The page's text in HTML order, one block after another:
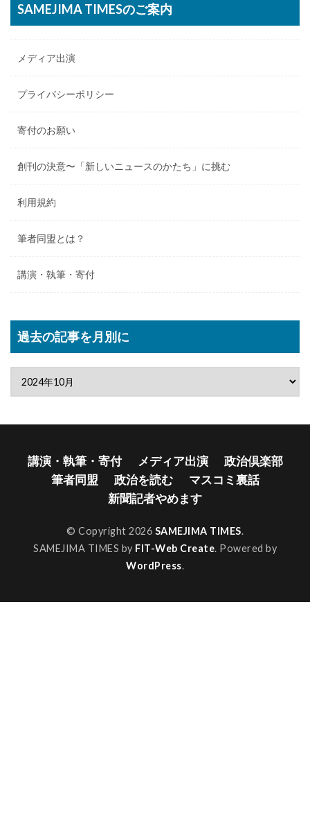
SAMEJIMA TIMESのご案内
メディア出演
プライバシーポリシー
寄付のお願い
創刊の決意〜「新しいニュースのかたち」に挑む
利用規約
筆者同盟とは？
講演・執筆・寄付
過去の記事を月別に
講演・執筆・寄付 メディア出演
政治倶楽部
筆者同盟
政治を読む
マスコミ裏話
新聞記者やめます
© Copyright 2026 SAMEJIMA TIMES.
SAMEJIMA TIMES by FIT-Web Create. Powered by
WordPress.